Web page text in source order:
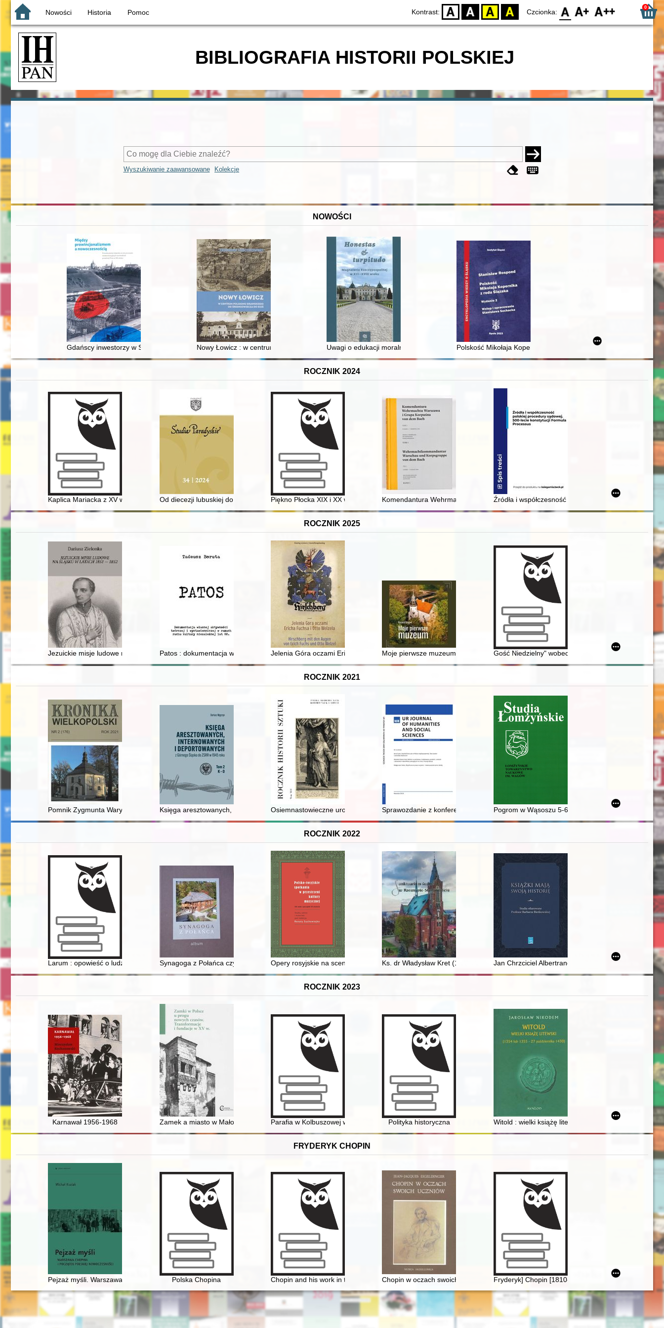
Nowości Historia Pomoc Kontrast: D BW YB BY Czcionka: F0 F1 F2 0
BIBLIOGRAFIA HISTORII POLSKIEJ
Wyszukiwanie zaawansowane Kolekcje
NOWOŚCI
Gdańscy inwestorzy w Sopocie : prestiż finansowy i towarzyski lokalnego mieszczaństwa w 2. poł. XIX w
Nowy Łowicz : w centrum poligonu drawskiego od średniowiecza do dziśUwagi o edukacji moralnej synów szlacheckich w XVI-wiecznej Rzeczypospolitej
Polskość Mikołaja Kopernika z rodu Ślązaka
ROCZNIK 2024
Kaplica Mariacka z XV w. na Bramie Przewozowej w Malborku : kult obrazu a miejsce "sacrum"
Od diecezji lubuskiej do Ziemi Lubuskiej : Kościół i region w re-konstrukcji
Piękno Płocka XIX i XX wieku na starych pocztówkach i fotografiach z lat ok. 1900-1945 ze zbiorów Ryszarda
Komendantura Wehrmachtu Warszawa i Grupa Korpuśna von dem Bach. Cz. 1,
Źródła i współczesność polskiej procedury sądowej :
ROCZNIK 2025
Jezuickie misje ludowe na Śląsku w latach 1851-1852Patos : dokumentacja własnej aktywności twórczej i wystawienniczej w ramach ruchu kultury niezależnej lat 80
Jelenia Góra oczami Ericha Fuchsa i Otto Welzela = Hirschberg durch die Augen von Erich Fuchs und Otto Welzel
Moje pierwsze muzeum Gość Niedzielny" wobec systemów totalitarnych w
ROCZNIK 2021
Pomnik Zygmunta Waryłkiewicza - zapomnianego bohatera z 1863 r. - w Koninie
Księga aresztowanych, internowanych i deportowanych z Górnego Śląska do ZSRR w 1945 roku. T. 2,
Osiemnastowieczne uroczystości z udziałem cudownych obrazów na terenie województwa bełskiego : zarys problematyki
Sprawozdanie z konferencji "W drodze ku niepodległości. Przemiany modernizacyjne
Pogrom w Wąsoszu 5-6 lipca 1941 r. - nowe ustalenia
ROCZNIK 2022
Larum : opowieść o ludziach w czas wojnySynagoga z Połańca czyli Świat zrekonstruowany w sanockim skansenie : album
Opery rosyjskie na scenie Teatru Wielkiego w Warszawie w latach 1896-1939
Ks. dr Władysław Kret (1956-2021) - kościelny historyk Staromieścia
Jan Chrzciciel Albertrandi : kustosz królewskiej
ROCZNIK 2023
Karnawał 1956-1968 Zamek a miasto w Małopolsce w 2. połowie XV w. : casus siedziby Jakuba Dębińskiego
Parafia w Kolbuszowej w latach 1918-1939Polityka historyczna Witold : wielki książę litewski : (1354 lub 1355 - 27
FRYDERYK CHOPIN
Pejzaż myśli. Warszawa Chopina i początek polskiej nowoczesności
Polska Chopina Chopin and his work in the context of culture. Vol 1Chopin w oczach swoich uczniów Fryderyk] Chopin [1810-1849]